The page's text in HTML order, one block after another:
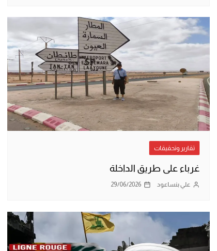
تقارير وتحقيقات
غرباء على طريق الداخلة
علي بنساعود 29/06/2026